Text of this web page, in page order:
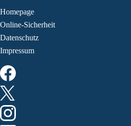
Homepage
Online-Sicherheit
Datenschutz
Impressum